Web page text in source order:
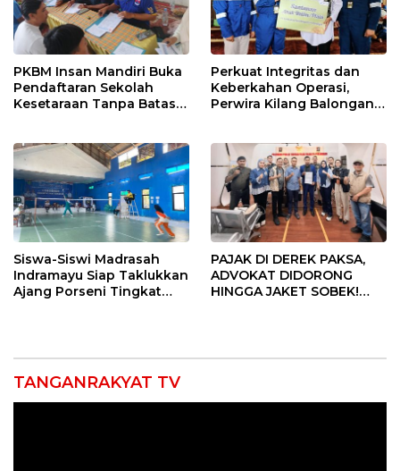
PKBM Insan Mandiri Buka
Pendaftaran Sekolah
Kesetaraan Tanpa Batas
Perkuat Integritas dan
Keberkahan Operasi,
Perwira Kilang Balongan
Siswa-Siswi Madrasah
Indramayu Siap Taklukkan
Ajang Porseni Tingkat
PAJAK DI DEREK PAKSA,
ADVOKAT DIDORONG
HINGGA JAKET SOBEK!
TANGANRAKYAT TV